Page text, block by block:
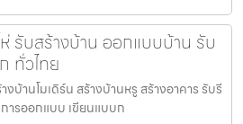
รับสร้างบ้าน ออกแบบบ้าน รับ
ทั่วไทย
งบ้านโมเดิร์น สร้างบ้านหรู สร้างอาคาร รับรี
ารออกแบบ เขียนแบบก